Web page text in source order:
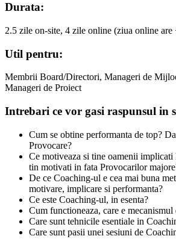
Durata:
2.5 zile on-site, 4 zile online (ziua online are
Util pentru:
Membrii Board/Directori, Manageri de
Manageri de Proiect
Intrebari ce vor gasi raspunsul in
Cum se obtine performanta de top?
Provocare?
Ce motiveaza si tine oamenii
tin motivati in fata Provocarilor
De ce Coaching-ul e cea mai buna
motivare, implicare si performanta?
Ce este Coaching-ul, in esenta?
Cum functioneaza, care e mecanismul
Care sunt tehnicile esentiale in
Care sunt pasii unei sesiuni de